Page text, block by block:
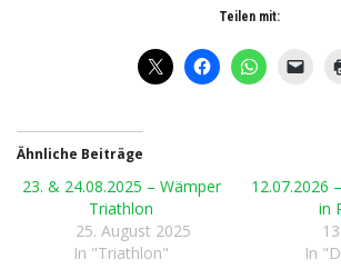
Teilen mit:
Ähnliche Beiträge
23. & 24.08.2025 – Wämper
Triathlon
25. August 2025
In "Triathlon"
12.07.2026
in
In